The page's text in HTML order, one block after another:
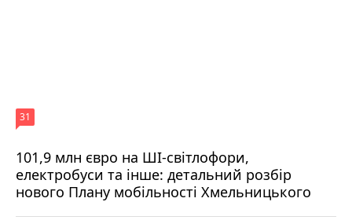
101,9 млн євро на ШІ-світлофори,
електробуси та інше: детальний розбір
нового Плану мобільності Хмельницького
31